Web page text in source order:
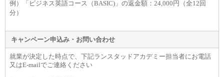
例）「ビジネス英語コース（BASIC)」の返金額：24,000円（全12回
分）
キャンペーン申込み・お問い合わせ
就業が決定した時点で、下記ランスタッドアカデミー担当者にお電話
又はE-mailでご連絡ください